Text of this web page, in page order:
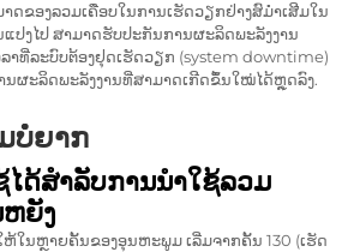
ດຂອງລວມເຄືອບໃນການເຮັດວຽກຢ່າງສົມໍ່າເສີມໃນ
ປງໄປ ສາມາດຮັບປະກັນການຜະລິດພະລັງງານ
າທີ່ລະບົບຕ້ອງຢຸດເຮັດວຽກ (system downtime)
ນຜະລິດພະລັງງານທີ່ສາມາດເກີດຂຶ້ນໃໝ່ໄດ້ຫຼຸດລົງ.
ບໍ່ຍາກ
ດ້ສຳລັບການນຳໃຊ້ລວມ
ຫຍັງ
ຫ້ໃນຫຼາຍຄັ້ນຂອງອຸນຫະພູມ ເລີ່ມຈາກຄັ້ນ 130 (ເຮັດ